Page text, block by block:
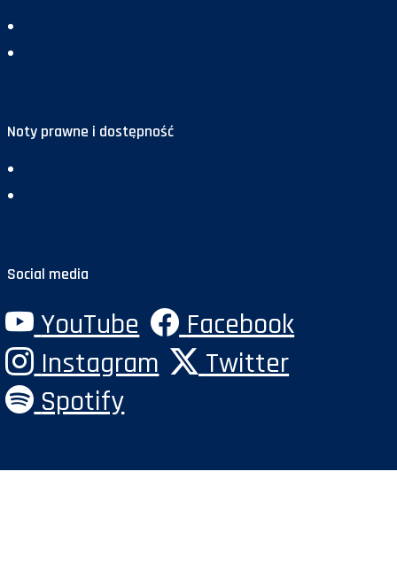
Noty prawne i dostępność
Social media
YouTube
Facebook
Instagram
Twitter
Spotify